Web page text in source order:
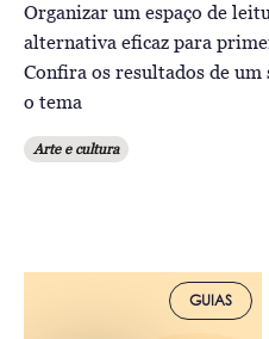
Organizar um espaço de
alternativa eficaz para
Confira os resultados de
o tema
Arte e cultura
GUIAS